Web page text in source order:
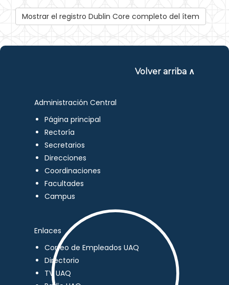
Mostrar el registro Dublin Core completo del ítem
Volver arriba ∧
Administración Central
Página principal
Rectoría
Secretarios
Direcciones
Coordinaciones
Facultades
Campus
Enlaces
Correo de Empleados UAQ
Directorio
TV UAQ